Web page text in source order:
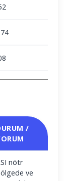
/
nötr
ve